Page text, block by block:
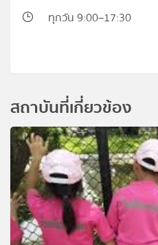
ทุกวัน 9:00–17:30
สถาบันที่เกี่ยวข้อง